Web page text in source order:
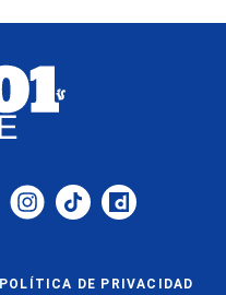
POLÍTICA DE PRIVACIDAD